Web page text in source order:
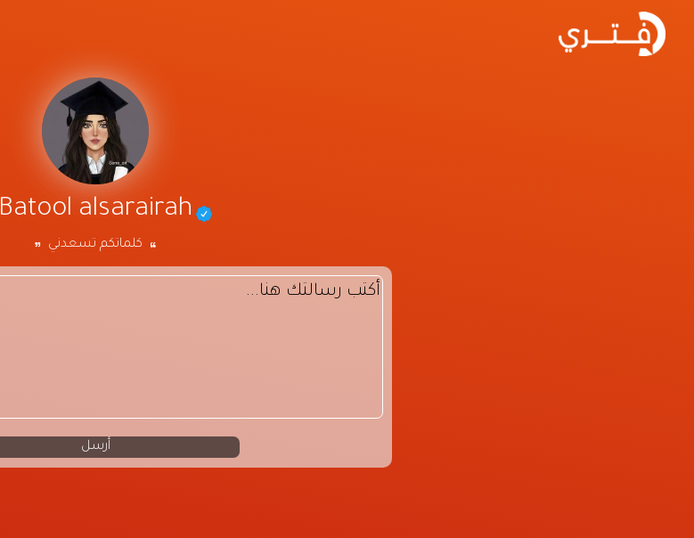
Batool alsarairah
كلماتكم تسعدني